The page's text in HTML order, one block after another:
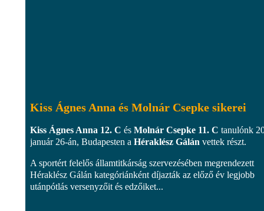
Kiss Ágnes Anna és Molnár Csepke sikerei
Kiss Ágnes Anna 12. C és Molnár Csepke 11. C tanulónk
január 26-án, Budapesten a Héraklész Gálán vettek részt.
A sportért felelős államtitkárság szervezésében megrendezett
Héraklész Gálán kategóriánként díjazták az előző év legjobb
utánpótlás versenyzőit és edzőiket...